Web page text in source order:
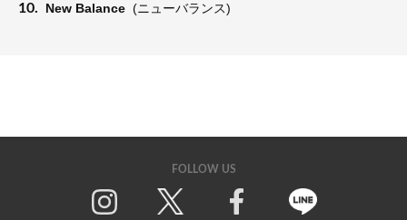
10. New Balance (ニューバランス)
FOLLOW US